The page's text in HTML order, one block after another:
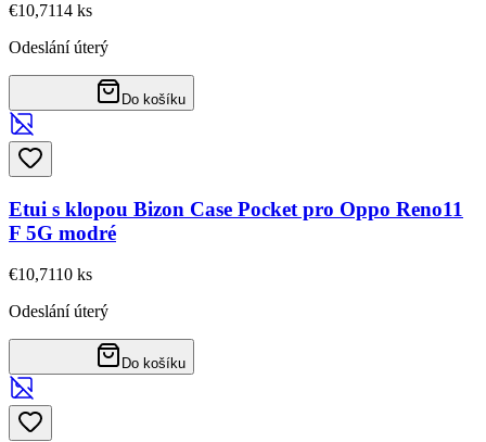
€10,7114 ks
Odeslání úterý
Do košíku
Etui s klopou Bizon Case Pocket pro Oppo Reno11
F 5G modré
€10,7110 ks
Odeslání úterý
Do košíku